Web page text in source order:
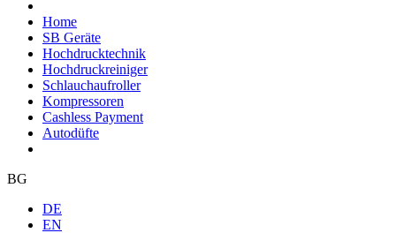
Home
SB Geräte
Hochdrucktechnik
Hochdruckreiniger
Schlauchaufroller
Kompressoren
Cashless Payment
Autodüfte
BG
DE
EN